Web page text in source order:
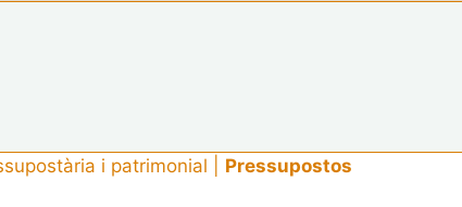
i patrimonial Pressupostos